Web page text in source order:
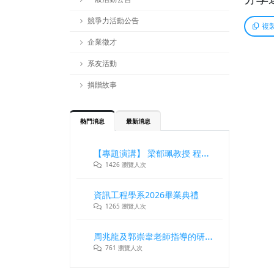
競爭力活動公告
企業徵才
系友活動
捐贈故事
熱門消息 最新消息
【專題演講】 梁郁珮教授 程式設計師在新世代記憶體與儲存系統中的角色與挑戰
1426 瀏覽人次
資訊工程學系2026畢業典禮
1265 瀏覽人次
周兆龍及郭崇韋老師指導的研究團隊獲DLT2026最佳論文獎
761 瀏覽人次
複